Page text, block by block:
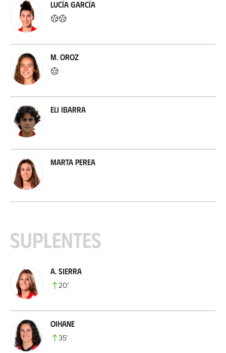
Lucía García
M. Oroz
Eli Ibarra
Marta Perea
Suplentes
A. Sierra
20’
Oihane
35’